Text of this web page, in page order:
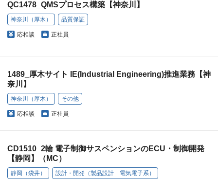
QC1478_QMSプロセス構築【神奈川】
神奈川（厚木） 品質保証
応相談 正社員
1489_厚木サイト IE(Industrial Engineering)推進業務【神
奈川】
神奈川（厚木） その他
応相談 正社員
CD1510_2輪 電子制御サスペンションのECU・制御開発
【静岡】（MC）
静岡（袋井） 設計・開発（製品設計 電気電子系）